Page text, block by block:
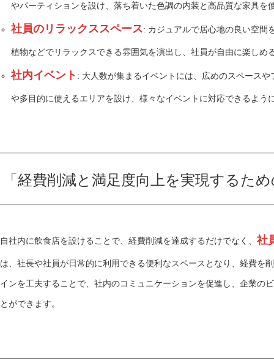
やパーティションを設け、落ち着いた色調の内装と高品質な家具を
社員のリラックススペース: カジュアルで居心地の良い空間
植物などでリラックスできる雰囲気を演出し、社員が自由に楽しめ
社内イベント : 大人数が集まるイベントには、広めのスペース
や多目的に使えるエリアを設け、様々なイベントに対応できるよう
「経費削減と満足度向上を実現するた
自社内に飲食店を設けることで、経費削減を達成するだけでなく、 社
は、社長や社員が日常的に利用できる便利なスペースとなり、経費を
インを工夫することで、社内のコミュニケーションを促進し、企業の
とができます。